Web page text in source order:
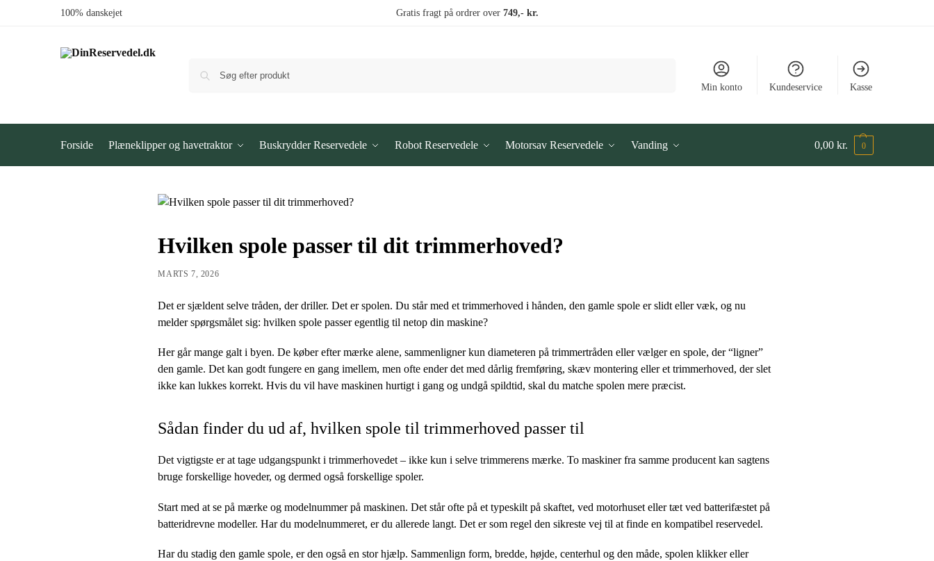
100% danskejet Gratis fragt på ordrer over 749,- kr.
Min konto Kundeservice Kasse
Forside Plæneklipper og havetraktor Buskrydder Reservedele Robot Reservedele Motorsav Reservedele Vanding 0,00 kr. 0
Hvilken spole passer til dit trimmerhoved?
MARTS 7, 2026
Det er sjældent selve tråden, der driller. Det er spolen. Du står med et trimmerhoved i hånden, den gamle spole er slidt eller væk, og nu
melder spørgsmålet sig: hvilken spole passer egentlig til netop din maskine?
Her går mange galt i byen. De køber efter mærke alene, sammenligner kun diameteren på trimmertråden eller vælger en spole, der “ligner”
den gamle. Det kan godt fungere en gang imellem, men ofte ender det med dårlig fremføring, skæv montering eller et trimmerhoved, der slet
ikke kan lukkes korrekt. Hvis du vil have maskinen hurtigt i gang og undgå spildtid, skal du matche spolen mere præcist.
Sådan finder du ud af, hvilken spole til trimmerhoved passer til
Det vigtigste er at tage udgangspunkt i trimmerhovedet – ikke kun i selve trimmerens mærke. To maskiner fra samme producent kan sagtens
bruge forskellige hoveder, og dermed også forskellige spoler.
Start med at se på mærke og modelnummer på maskinen. Det står ofte på et typeskilt på skaftet, ved motorhuset eller tæt ved batterifæstet på
batteridrevne modeller. Har du modelnummeret, er du allerede langt. Det er som regel den sikreste vej til at finde en kompatibel reservedel.
Har du stadig den gamle spole, er den også en stor hjælp. Sammenlign form, bredde, højde, centerhul og den måde, spolen klikker eller